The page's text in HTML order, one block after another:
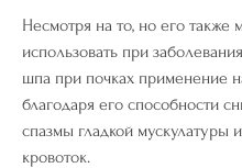
Несмотря на то, но его также
использовать при
шпа при почках применение
благодаря его способности
спазмы гладкой мускулатуры
кровоток.